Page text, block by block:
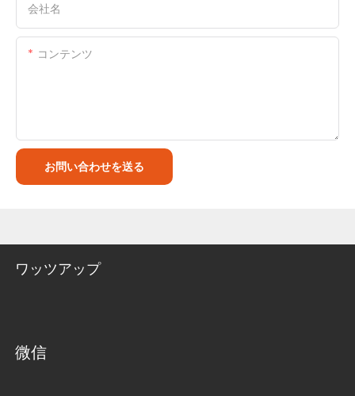
会社名
コンテンツ
お問い合わせを送る
ワッツアップ
微信